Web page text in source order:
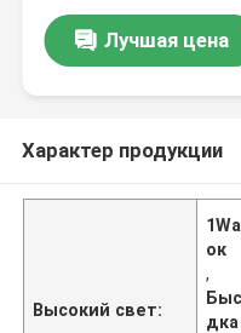
Лучшая цена
Характер продукции
Высокий свет:
ок
,
дка